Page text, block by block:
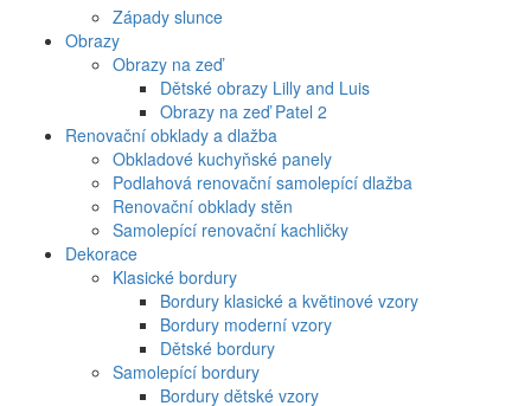
Západy slunce
Obrazy
Obrazy na zeď
Dětské obrazy Lilly and Luis
Obrazy na zeď Patel 2
Renovační obklady a dlažba
Obkladové kuchyňské panely
Podlahová renovační samolepící dlažba
Renovační obklady stěn
Samolepící renovační kachličky
Dekorace
Klasické bordury
Bordury klasické a květinové vzory
Bordury moderní vzory
Dětské bordury
Samolepící bordury
Bordury dětské vzory